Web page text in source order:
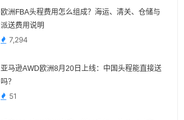
欧洲FBA头程费用怎么组成？海运、清关、仓储与
派送费用说明
7,294
亚马逊AWD欧洲8月20日上线：中国头程能直接送
吗？
51